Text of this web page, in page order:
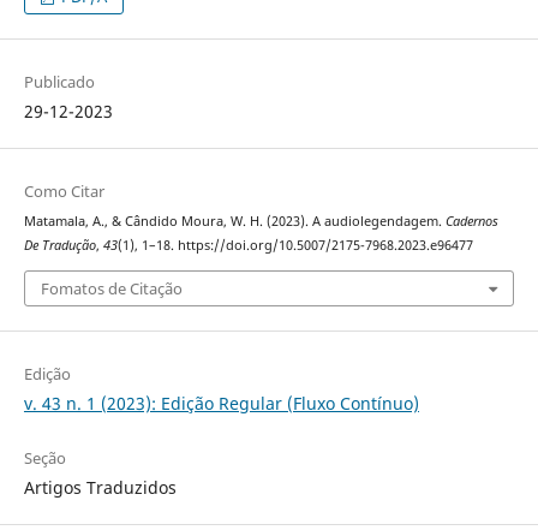
Publicado
29-12-2023
Como Citar
Matamala, A., & Cândido Moura, W. H. (2023). A audiolegendagem. Cadernos
De Tradução, 43(1), 1–18. https://doi.org/10.5007/2175-7968.2023.e96477
Fomatos de Citação
Edição
v. 43 n. 1 (2023): Edição Regular (Fluxo Contínuo)
Seção
Artigos Traduzidos